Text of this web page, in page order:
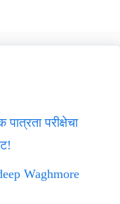
परीक्षेचा
Waghmore